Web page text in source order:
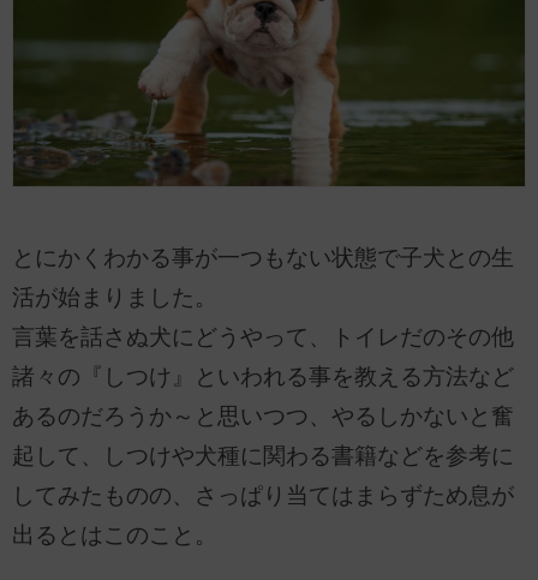
とにかくわかる事が一つもない状態で子犬との生
活が始まりました。
言葉を話さぬ犬にどうやって、トイレだのその他
諸々の『しつけ』といわれる事を教える方法など
あるのだろうか～と思いつつ、やるしかないと奮
起して、しつけや犬種に関わる書籍などを参考に
してみたものの、さっぱり当てはまらずため息が
出るとはこのこと。